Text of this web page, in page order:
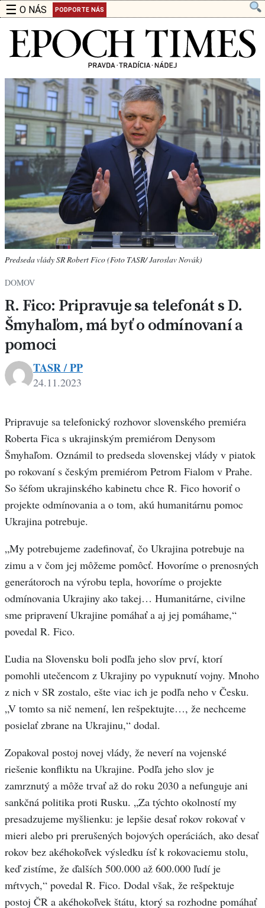
☰ O NÁS PODPORTE NÁS
Predseda vlády SR Robert Fico (Foto TASR/ Jaroslav Novák)
DOMOV
R. Fico: Pripravuje sa telefonát s D.
Šmyhaľom, má byť o odmínovaní a
pomoci
TASR / PP
24.11.2023
Pripravuje sa telefonický rozhovor slovenského premiéra
Roberta Fica s ukrajinským premiérom Denysom
Šmyhaľom. Oznámil to predseda slovenskej vlády v piatok
po rokovaní s českým premiérom Petrom Fialom v Prahe.
So šéfom ukrajinského kabinetu chce R. Fico hovoriť o
projekte odmínovania a o tom, akú humanitárnu pomoc
Ukrajina potrebuje.
„My potrebujeme zadefinovať, čo Ukrajina potrebuje na
zimu a v čom jej môžeme pomôcť. Hovoríme o prenosných
generátoroch na výrobu tepla, hovoríme o projekte
odmínovania Ukrajiny ako takej… Humanitárne, civilne
sme pripravení Ukrajine pomáhať a aj jej pomáhame,“
povedal R. Fico.
Ľudia na Slovensku boli podľa jeho slov prví, ktorí
pomohli utečencom z Ukrajiny po vypuknutí vojny. Mnoho
z nich v SR zostalo, ešte viac ich je podľa neho v Česku.
„V tomto sa nič nemení, len rešpektujte…, že nechceme
posielať zbrane na Ukrajinu,“ dodal.
Zopakoval postoj novej vlády, že neverí na vojenské
riešenie konfliktu na Ukrajine. Podľa jeho slov je
zamrznutý a môže trvať až do roku 2030 a nefunguje ani
sankčná politika proti Rusku. „Za týchto okolností my
presadzujeme myšlienku: je lepšie desať rokov rokovať v
mieri alebo pri prerušených bojových operáciách, ako desať
rokov bez akéhokoľvek výsledku ísť k rokovaciemu stolu,
keď zistíme, že ďalších 500.000 až 600.000 ľudí je
mŕtvych,“ povedal R. Fico. Dodal však, že rešpektuje
postoj ČR a akéhokoľvek štátu, ktorý sa rozhodne pomáhať